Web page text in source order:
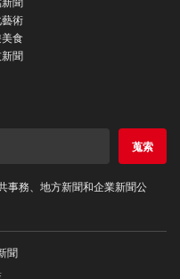
術
食
聞
蒐索
事務、地方新聞和企業新聞公
聞